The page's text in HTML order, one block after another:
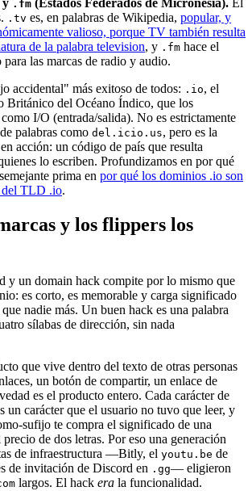
y .fm (Estados Federados de Micronesia). El
.tv es, en palabras de Wikipedia, popular, y
valioso, porque TV también resulta
de la palabra television, y .fm hace el
las marcas de radio y audio.
accidental" más exitoso de todos: .io, el
del Océano Índico, que los
I/O (entrada/salida). No es estrictamente
palabras como del.icio.us, pero es la
acción: un código de país que resulta
lo escriben. Profundizamos en por qué
prima en por qué los dominios .io son
del TLD .io.
y los flippers los
y un domain hack compite por lo mismo que
es corto, es memorable y carga significado
nadie más. Un buen hack es una palabra
sílabas de dirección, sin nada
que vive dentro del texto de otras personas
un botón de compartir, un enlace de
es el producto entero. Cada carácter de
un carácter que el usuario no tuvo que leer, y
sufijo te compra el significado de una
de dos letras. Por eso una generación
de infraestructura —Bitly, el youtu.be de
de invitación de Discord en .gg— eligieron
largos. El hack era la funcionalidad.